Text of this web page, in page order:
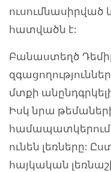
հատվածն է:
Բանաստեղծ
մտքի
Իսկ նրա
համապատկերում
ունեն լեռները:
հայկական